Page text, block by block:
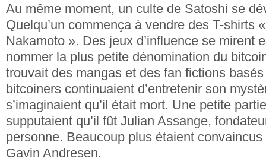
Au même moment, un culte de Satoshi se
Quelqu’un commença à vendre des T-shirts
Nakamoto ». Des jeux d’influence se mirent
nommer la plus petite dénomination du
trouvait des mangas et des fan fictions
bitcoiners continuaient d’entretenir son
s’imaginaient qu’il était mort. Une petite
supputaient qu’il fût Julian Assange,
personne. Beaucoup plus étaient convaincus
Gavin Andresen.